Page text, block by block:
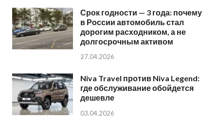
Срок годности — 3 года: почему
в России автомобиль стал
дорогим расходником, а не
долгосрочным активом
27.04.2026
Niva Travel против Niva Legend:
где обслуживание обойдется
дешевле
03.04.2026